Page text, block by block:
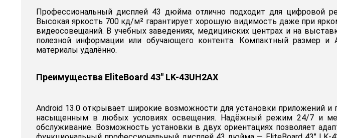
Профессиональный дисплей 43 дюйма отлично подходит для цифровой
Высокая яркость 700 кд/м² гарантирует хорошую видимость даже при
видеосовещаний. В учебных заведениях, медицинских центрах и на
полезной информации или обучающего контента. Компактный размер
материалы удалённо.
Преимущества EliteBoard 43" LK-43UH2AX
Android 13.0 открывает широкие возможности для установки приложений
насыщенным в любых условиях освещения. Надёжный режим 24/7 и
обслуживание. Возможность установки в двух ориентациях позволяет